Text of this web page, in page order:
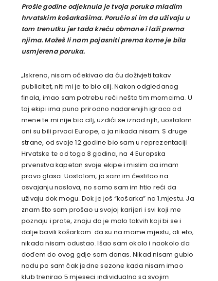
Prošle godine odjeknula je tvoja poruka mladim
hrvatskim košarkašima. Poručio si im da uživaju u
tom trenutku jer tada kreću obmane i laži prema
njima. Možeš li nam pojasniti prema kome je bila
usmjerena poruka.
„Iskreno, nisam očekivao da ću doživjeti takav
publicitet, niti mi je to bio cilj. Nakon odgledanog
finala, imao sam potrebu reći nešto tim momcima. U
toj ekipi ima puno prirodno nadarenijih igraca od
mene te mi nije bio cilj, uzdići se iznad njih, uostalom
oni su bili prvaci Europe, a ja nikada nisam. S druge
strane, od svoje 12 godine bio sam u reprezentaciji
Hrvatske te od toga 8 godina, na 4 Europska
prvenstva kapetan svoje ekipe i mislim da imam
pravo glasa. Uostalom, ja sam im čestitao na
osvajanju naslova, no samo sam im htio reći da
uživaju dok mogu. Dok je još “košarka” na 1.mjestu. Ja
znam što sam prošao u svojoj karijeri i svi koji me
poznaju i prate, znaju da je malo takvih koji bi se i
dalje bavili košarkom da su na mome mjestu, ali eto,
nikada nisam odustao. Išao sam okolo i naokolo da
dođem do ovog gdje sam danas. Nikad nisam gubio
nadu pa sam čak jedne sezone kada nisam imao
klub trenirao 5 mjeseci individualno sa svojim